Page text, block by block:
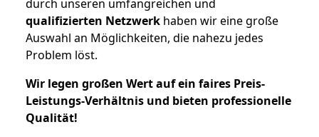
durch unseren umfangreichen und
qualifizierten Netzwerk haben wir eine große
Auswahl an Möglichkeiten, die nahezu jedes
Problem löst.
Wir legen großen Wert auf ein faires Preis-
Leistungs-Verhältnis und bieten professionelle
Qualität!